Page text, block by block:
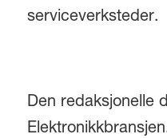
serviceverksteder.
Den redaksjonelle